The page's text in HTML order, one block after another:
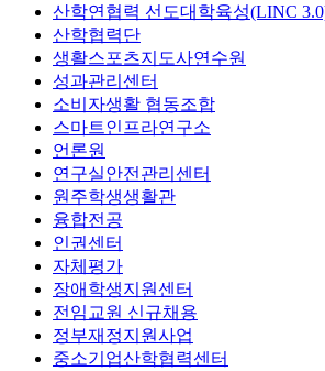
산학연협력 선도대학육성(LINC
산학협력단
생활스포츠지도사연수원
성과관리센터
소비자생활 협동조합
스마트인프라연구소
언론원
연구실안전관리센터
원주학생생활관
융합전공
인권센터
자체평가
장애학생지원센터
전임교원 신규채용
정부재정지원사업
중소기업산학협력센터